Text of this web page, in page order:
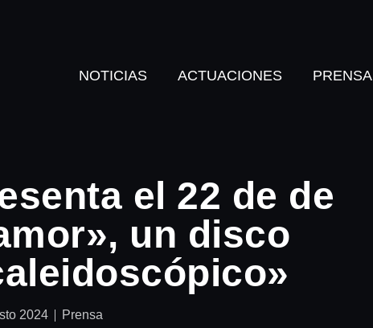
NOTICIAS ACTUACIONES PRENSA
el 22 de de
un disco
2024 Prensa